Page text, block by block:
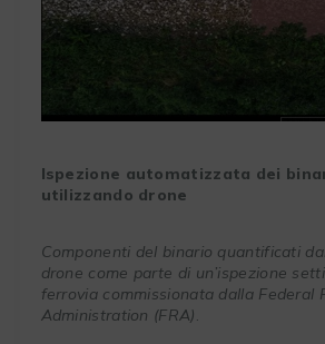
Ispezione automatizzata dei
utilizzando drone
Componenti del binario quantificati
drone come parte di un’ispezione
ferrovia commissionata dalla Federal
Administration (FRA).